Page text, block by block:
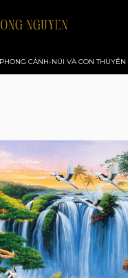
CẢNH
THỦY
CẢNH-NÚI VÀ CON